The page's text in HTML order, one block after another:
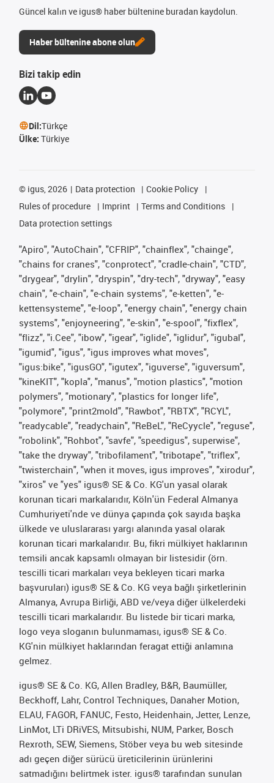
Güncel kalın ve igus® haber bültenine buradan kaydolun.
Haber bültenine abone olun
Bizi takip edin
Dil:Türkçe
Ülke: Türkiye
© igus, 2026 Data protection
Cookie Policy
Rules of procedure
Imprint
Terms and Conditions
Data protection settings
"Apiro", "AutoChain", "CFRIP", "chainflex", "chainge",
"chains for cranes", "conprotect", "cradle-chain", "CTD",
"drygear", "drylin", "dryspin", "dry-tech", "dryway", "easy
chain", "e-chain", "e-chain systems", "e-ketten", "e-
kettensysteme", "e-loop", "energy chain", "energy chain
systems", "enjoyneering", "e-skin", "e-spool", "fixflex",
"flizz", "i.Cee", "ibow", "igear", "iglide", "iglidur", "igubal",
"igumid", "igus", "igus improves what moves",
"igus:bike", "igusGO", "igutex", "iguverse", "iguversum",
"kineKIT", "kopla", "manus", "motion plastics", "motion
polymers", "motionary", "plastics for longer life",
"polymore", "print2mold", "Rawbot", "RBTX", "RCYL",
"readycable", "readychain", "ReBeL", "ReCyycle", "reguse",
"robolink", "Rohbot", "savfe", "speedigus", superwise",
"take the dryway", "tribofilament", "tribotape", "triflex",
"twisterchain", "when it moves, igus improves", "xirodur",
"xiros" ve "yes" igus® SE & Co. KG'un yasal olarak
korunan ticari markalarıdır, Köln'ün Federal Almanya
Cumhuriyeti'nde ve dünya çapında çok sayıda başka
ülkede ve uluslararası yargı alanında yasal olarak
korunan ticari markalarıdır. Bu, fikri mülkiyet haklarının
temsili ancak kapsamlı olmayan bir listesidir (örn.
tescilli ticari markaları veya bekleyen ticari marka
başvuruları) igus® SE & Co. KG veya bağlı şirketlerinin
Almanya, Avrupa Birliği, ABD ve/veya diğer ülkelerdeki
tescilli ticari markalarıdır. Bu listede bir ticari marka,
logo veya sloganın bulunmaması, igus® SE & Co.
KG'nin mülkiyet haklarından feragat ettiği anlamına
gelmez.
igus® SE & Co. KG, Allen Bradley, B&R, Baumüller,
Beckhoff, Lahr, Control Techniques, Danaher Motion,
ELAU, FAGOR, FANUC, Festo, Heidenhain, Jetter, Lenze,
LinMot, LTi DRiVES, Mitsubishi, NUM, Parker, Bosch
Rexroth, SEW, Siemens, Stöber veya bu web sitesinde
adı geçen diğer sürücü üreticilerinin ürünlerini
satmadığını belirtmek ister. igus® tarafından sunulan